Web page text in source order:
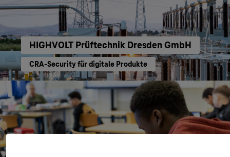
HIGHVOLT Prüftechnik Dresden GmbH
CRA-Security für digitale Produkte